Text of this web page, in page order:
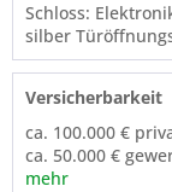
Schloss:
silber
Versicherbarkeit
ca. 100.000 €
ca. 50.000 €
mehr